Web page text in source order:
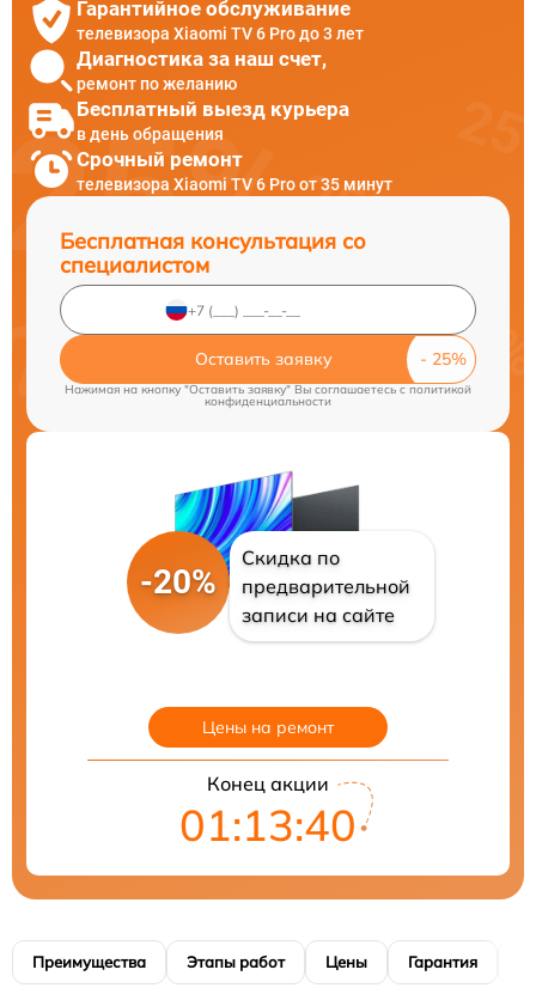
Гарантийное обслуживание
телевизора Xiaomi TV 6 Pro до 3 лет
Диагностика за наш счет,
ремонт по желанию
Бесплатный выезд курьера
в день обращения
Срочный ремонт
телевизора Xiaomi TV 6 Pro от 35 минут
Бесплатная консультация со
специалистом
Оставить заявку
Нажимая на кнопку "Оставить заявку" Вы соглашаетесь cполитикой
конфиденциальности
-20%
Скидка по
предварительной
записи на сайте
Цены на ремонт
Конец акции
01:13:39
Преимущества Этапы работ Цены Гарантия